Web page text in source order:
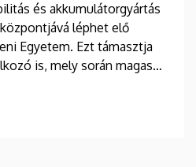
és akkumulátorgyártás
léphet elő
Egyetem. Ezt támasztja
is, mely során magas
az intézmény
Tanácstermében. A
az egyetem hivatalos